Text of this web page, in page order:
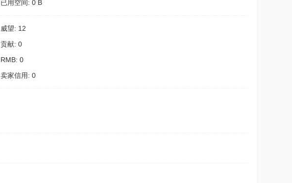
已用空间: 0 B
威望: 12
贡献: 0
RMB: 0
卖家信用: 0